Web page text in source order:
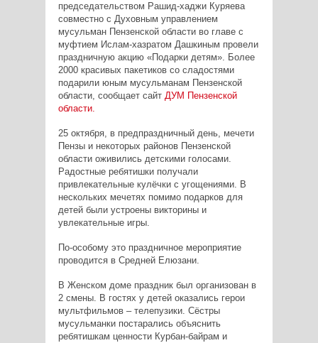
председательством Рашид-хаджи Куряева
совместно с Духовным управлением
мусульман Пензенской области во главе с
муфтием Ислам-хазратом Дашкиным провели
праздничную акцию «Подарки детям». Более
2000 красивых пакетиков со сладостями
подарили юным мусульманам Пензенской
области, сообщает сайт ДУМ Пензенской
области.
25 октября, в предпраздничный день, мечети
Пензы и некоторых районов Пензенской
области оживились детскими голосами.
Радостные ребятишки получали
привлекательные кулёчки с угощениями. В
нескольких мечетях помимо подарков для
детей были устроены викторины и
увлекательные игры.
По-особому это праздничное мероприятие
проводится в Средней Елюзани.
В Женском доме праздник был организован в
2 смены. В гостях у детей оказались герои
мультфильмов – телепузики. Сёстры
мусульманки постарались объяснить
ребятишкам ценности Курбан-байрам и